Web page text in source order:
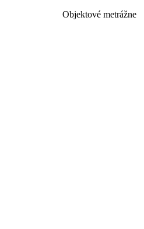
Objektové metrážne